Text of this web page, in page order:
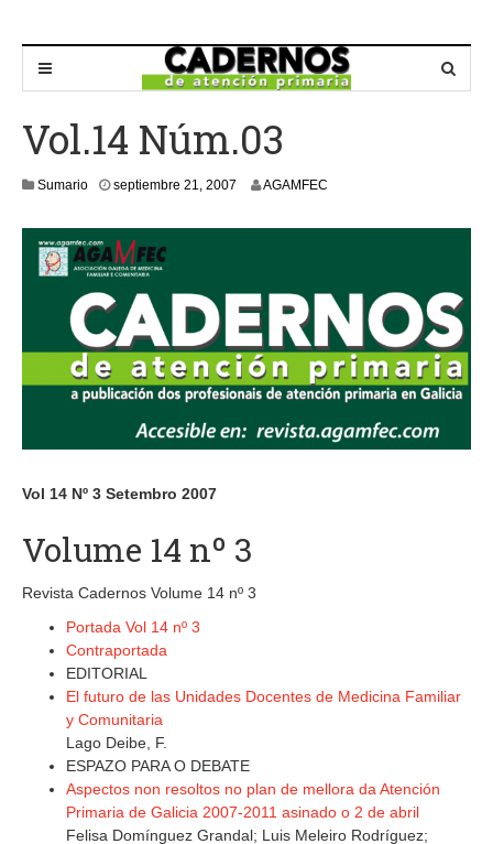
Vol.14 Núm.03
Sumario septiembre 21, 2007
2
0
1
6
AGAMFEC
Vol 14 Nº 3 Setembro 2007
Volume 14 nº 3
Revista Cadernos Volume 14 nº 3
Portada Vol 14 nº 3
Contraportada
EDITORIAL
El futuro de las Unidades Docentes de Medicina Familiar
y Comunitaria
Lago Deibe, F.
ESPAZO PARA O DEBATE
Aspectos non resoltos no plan de mellora da Atención
Primaria de Galicia 2007-2011 asinado o 2 de abril
Felisa Domínguez Grandal; Luis Meleiro Rodríguez;